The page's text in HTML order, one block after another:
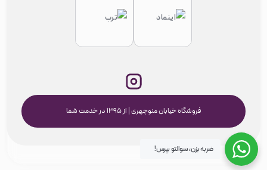
فروشگاه خیابان منوچهری | از ۱۳۹۵ در خدمت شما
ضربه بزن، سوالتو بپرس!